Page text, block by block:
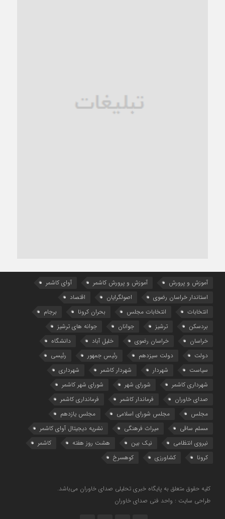
آموزش و پرورش آموزش و پرورش کاشمر
آوای کاشمر
استاندار خراسان رضوی
اصولگرایان
اقتصاد
انتخابات
انتخابات مجلس بحران کرونا
برجام
بردسکن
ترشیز جوانان
جوانه های ترشیز
خراسان
خراسان رضوی خلیل آباد
دانشگاه
دولت
دولت سیزدهم رئیس جمهور
رئیسی
سیاست
شهردار شهردار کاشمر
شهرداری
شهرداری کاشمر
شورای شهر
شورای شهر کاشمر
صدای خاوران
فرماندار کاشمر
فرمانداری کاشمر
مجلس
مجلس شورای اسلامی
مجلس یازدهم
مسلم ساقی
میراث فرهنگی
نشریه دیجیتال آوای کاشمر
نیروی انتظامی
نیک بین هشت روز هفته
کاشمر
کرونا
کشاورزی کوهسرخ
کلیه حقوق متعلق به پایگاه خبری تحلیلی صدای خاوران می‌باشد.
طراحی سایت : واحد فنی صدای خاوران